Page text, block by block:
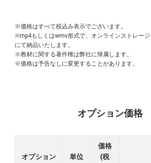
※価格はすべて税込み表示でございます。
※mp4もしくはwmv形式で、オンラインストレージ
にて納品いたします。
※教材に関する著作権は弊社に帰属します。
※価格は予告なしに変更することがあります。
オプション価格
オプション 単位
価格
(税